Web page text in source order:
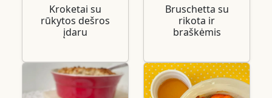
Kroketai su
rūkytos dešros
įdaru
Bruschetta su
rikota ir
braškėmis